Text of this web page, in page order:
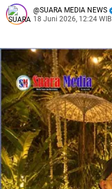
SUARA MEDIA NEWS
18 Juni 2026, 12:24 WIB